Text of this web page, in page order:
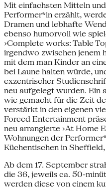
Mit einfachsten Mitteln
Performer*in erzählt,
Dramen und lebhafte
ebenso humorvoll wie
›Complete works: Table
irgendwo zwischen jenem
mit dem man Kinder an
bei Laune halten würde,
exzentrischer
neu aufgelegt wurden. Ein
wie gemacht für die Zeit
verstärkt in den eigenen
Forced Entertainment
neu arrangierte ›At Home
Wohnungen der
Küchentischen in
Ab dem 17. September
die 36, jeweils ca. 50-
werden diese von einem